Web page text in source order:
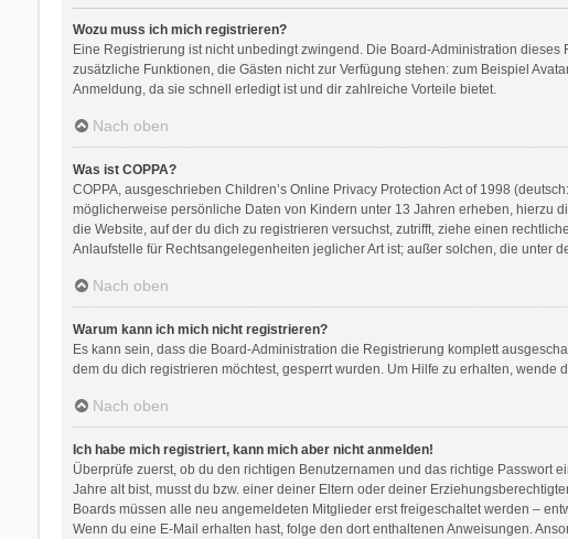
Wozu muss ich mich registrieren?
Eine Registrierung ist nicht unbedingt zwingend. Die Board-Administration
zusätzliche Funktionen, die Gästen nicht zur Verfügung stehen: zum Beispiel
Anmeldung, da sie schnell erledigt ist und dir zahlreiche Vorteile bietet.
Nach oben
Was ist COPPA?
COPPA, ausgeschrieben Children’s Online Privacy Protection Act of 1998
möglicherweise persönliche Daten von Kindern unter 13 Jahren erheben, hierzu
die Website, auf der du dich zu registrieren versuchst, zutrifft, ziehe einen
Anlaufstelle für Rechtsangelegenheiten jeglicher Art ist; außer solchen, die unter
Nach oben
Warum kann ich mich nicht registrieren?
Es kann sein, dass die Board-Administration die Registrierung komplett
dem du dich registrieren möchtest, gesperrt wurden. Um Hilfe zu erhalten, wende
Nach oben
Ich habe mich registriert, kann mich aber nicht anmelden!
Überprüfe zuerst, ob du den richtigen Benutzernamen und das richtige Passwort
Jahre alt bist, musst du bzw. einer deiner Eltern oder deiner
Boards müssen alle neu angemeldeten Mitglieder erst freigeschaltet werden –
Wenn du eine E-Mail erhalten hast, folge den dort enthaltenen Anweisungen.